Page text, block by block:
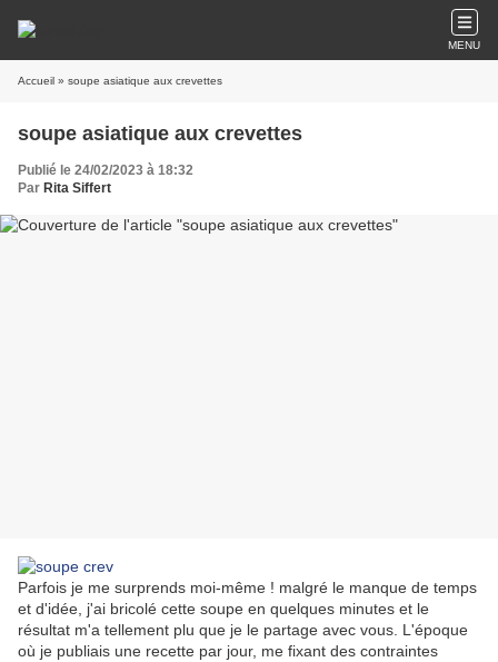
MENU
Accueil » soupe asiatique aux crevettes
soupe asiatique aux crevettes
Publié le 24/02/2023 à 18:32
Par Rita Siffert
Parfois je me surprends moi-même ! malgré le manque de temps
et d'idée, j'ai bricolé cette soupe en quelques minutes et le
résultat m'a tellement plu que je le partage avec vous. L'époque
où je publiais une recette par jour, me fixant des contraintes